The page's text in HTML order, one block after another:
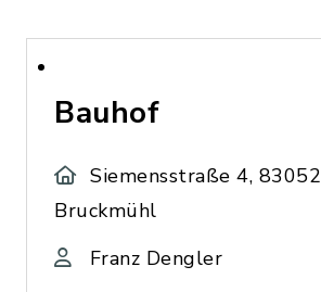
Bauhof
Siemensstraße 4, 83052
Bruckmühl
Franz Dengler